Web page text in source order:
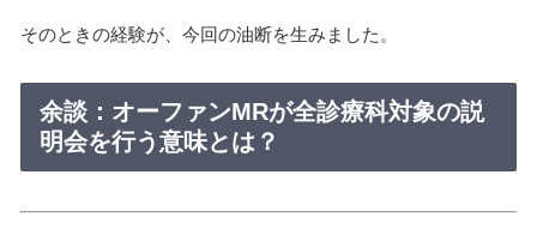
そのときの経験が、今回の油断を生みました。
余談：オーファンMRが全診療科対象の説
明会を行う意味とは？